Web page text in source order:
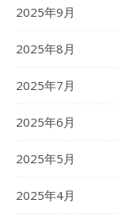
2025年9月
2025年8月
2025年7月
2025年6月
2025年5月
2025年4月